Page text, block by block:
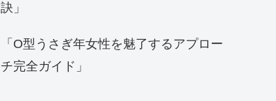
訣」
「O型うさぎ年女性を魅了するアプロー
チ完全ガイド」